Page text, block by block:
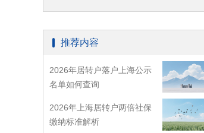
推荐内容
2026年居转户落户上海公示
名单如何查询
2026年上海居转户两倍社保
缴纳标准解析